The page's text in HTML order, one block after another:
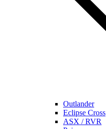
Outlander
Eclipse Cross
ASX / RVR